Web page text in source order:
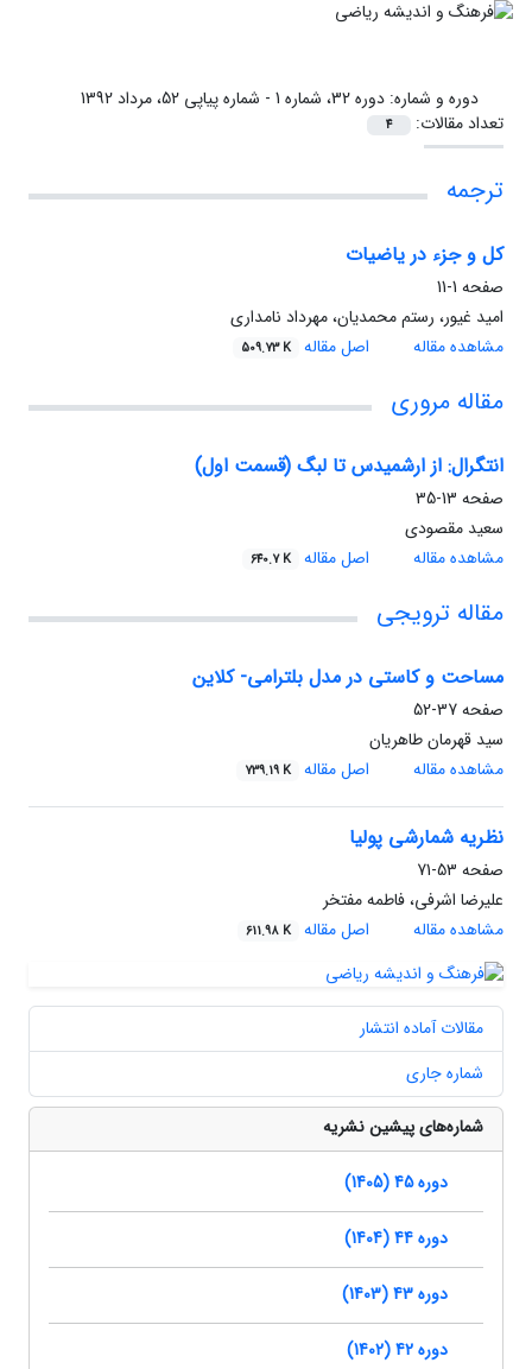
دوره و شماره:دوره 32، شماره 1 - شماره پیاپی 52، مرداد 1392
تعداد مقالات:
4
ترجمه
کل و جزء در یاضیات
صفحه 1-11
امید غیور، رستم محمدیان، مهرداد نامداری
مشاهده مقاله
اصل مقاله 509.73 K
مقاله مروری
انتگرال: از ارشمیدس تا لبگ (قسمت اول)
صفحه 13-35
سعید مقصودی
مشاهده مقاله
اصل مقاله 640.7 K
مقاله ترویجی
مساحت و کاستی در مدل بلترامی- کلاین
صفحه37-52
سید قهرمان طاهریان
مشاهده مقاله
اصل مقاله 739.19 K
نظریه شمارشی پولیا
صفحه 53-71
علیرضا اشرفی، فاطمه مفتخر
مشاهده مقاله
اصل مقاله 611.98 K
مقالات آماده انتشار
شماره جاری
شماره‌های پیشین نشریه
دوره 45 (1405)
دوره 44 (1404)
دوره 43 (1403)
دوره 42 (1402)